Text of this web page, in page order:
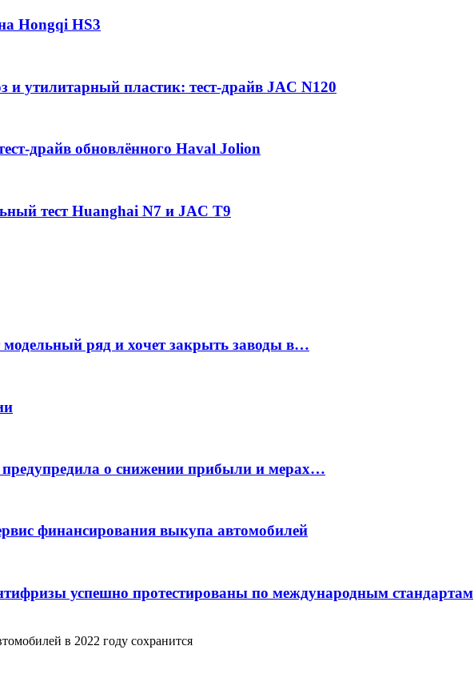
Hongqi HS3
и утилитарный пластик: тест-драйв JAC N120
драйв обновлённого Haval Jolion
тест Huanghai N7 и JAC T9
модельный ряд и хочет закрыть заводы в…
о снижении прибыли и мерах…
финансирования выкупа автомобилей
успешно протестированы по международным стандартам
в 2022 году сохранится